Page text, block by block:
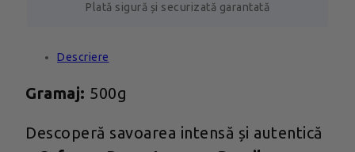
Plată sigură și securizată garantată
Descriere
Gramaj: 500g
Descoperă savoarea intensă și autentică